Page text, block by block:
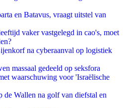
en Batavus, vraagt uitstel van
vaker vastgelegd in cao's, moet
na cyberaanval op logistiek
massaal gedeeld op seksfora
waarschuwing voor 'Israëlische
de Wallen na golf van diefstal en